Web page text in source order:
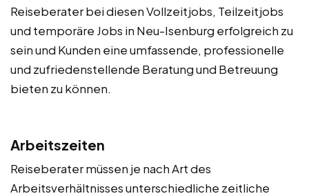
Reiseberater bei diesen Vollzeitjobs, Teilzeitjobs
und temporäre Jobs in Neu-Isenburg erfolgreich zu
sein und Kunden eine umfassende, professionelle
und zufriedenstellende Beratung und Betreuung
bieten zu können.
Arbeitszeiten
Reiseberater müssen je nach Art des
Arbeitsverhältnisses unterschiedliche zeitliche